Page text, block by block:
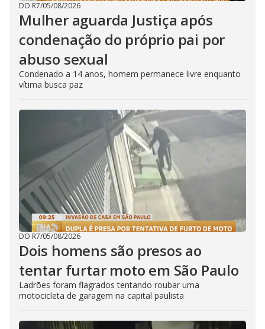
DO R7/05/08/2026
Mulher aguarda Justiça após
condenação do próprio pai por
abuso sexual
Condenado a 14 anos, homem permanece livre enquanto
vítima busca paz
DO R7/05/08/2026
Dois homens são presos ao
tentar furtar moto em São Paulo
Ladrões foram flagrados tentando roubar uma
motocicleta de garagem na capital paulista